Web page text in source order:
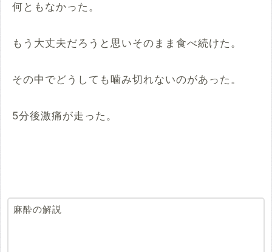
何ともなかった。
もう大丈夫だろうと思いそのまま食べ続けた。
その中でどうしても噛み切れないのがあった。
5分後激痛が走った。
麻酔の解説